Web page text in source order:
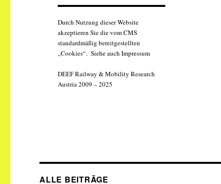
Durch Nutzung dieser Website
akzeptieren Sie die vom CMS
standardmäßig bereitgestellten
„Cookies“. Siehe auch Impressum
DEEF Railway & Mobility Research
Austria 2009 – 2025
ALLE BEITRÄGE